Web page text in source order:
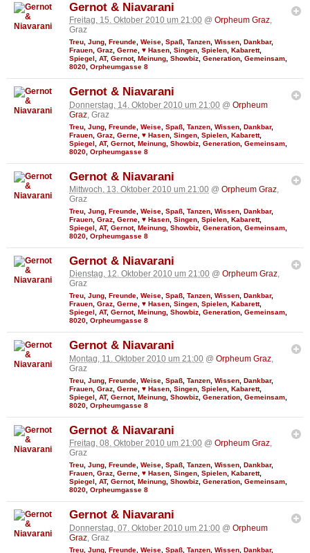
Gernot & Niavarani
Freitag, 15. Oktober 2010 um 21:00 @ Orpheum Graz,
Graz
Treu, Jung, Freunde, Weise, Spaß, Tanzen, Wissen, Dankbar,
Frauen, Graz, Gerne, ♥ Hasen, Singen, Spielen, Kabarett,
Spiegel , AT, Gernot, Meinung, Showbiz, Generation, Gemeinsam,
8020, Orpheumgasse 8
Gernot & Niavarani
Donnerstag, 14. Oktober 2010 um 21:00 @ Orpheum
Graz , Graz
Treu Jung Freunde Weise Spaß Tanzen Wissen Dankbar,
Frauen Graz Gerne ♥ Hasen Singen Spielen Kabarett,
Spiegel
AT, Gernot, Meinung Showbiz Generation Gemeinsam
8020 Orpheumgasse 8
Gernot & Niavarani
Mittwoch, 13. Oktober 2010 um 21:00 @ Orpheum Graz,
Graz
Treu Jung Freunde Weise Spaß Tanzen Wissen Dankbar,
Frauen Graz Gerne ♥ Hasen Singen Spielen Kabarett,
Spiegel
AT, Gernot, Meinung Showbiz Generation Gemeinsam
8020 Orpheumgasse 8
Gernot & Niavarani
Dienstag, 12. Oktober 2010 um 21:00 @ Orpheum Graz,
Graz
Treu, Jung, Freunde, Weise, Spaß, Tanzen, Wissen, Dankbar,
Frauen, Graz, Gerne, ♥ Hasen, Singen, Spielen, Kabarett,
Spiegel , AT, Gernot, Meinung, Showbiz, Generation, Gemeinsam,
8020, Orpheumgasse 8
Gernot & Niavarani
Montag, 11. Oktober 2010 um 21:00 @ Orpheum Graz,
Graz
Treu Jung Freunde Weise Spaß Tanzen Wissen Dankbar,
Frauen Graz Gerne ♥ Hasen Singen Spielen Kabarett,
Spiegel
AT, Gernot, Meinung Showbiz Generation Gemeinsam
8020 Orpheumgasse 8
Gernot & Niavarani
Freitag, 08. Oktober 2010 um 21:00 @ Orpheum Graz,
Graz
Treu Jung Freunde Weise Spaß Tanzen Wissen Dankbar,
Frauen Graz Gerne ♥ Hasen Singen Spielen Kabarett,
Spiegel
AT, Gernot, Meinung Showbiz Generation Gemeinsam
8020 Orpheumgasse 8
Gernot & Niavarani
Donnerstag, 07. Oktober 2010 um 21:00 @ Orpheum
Graz , Graz
Treu Jung Freunde Weise Spaß Tanzen Wissen Dankbar,